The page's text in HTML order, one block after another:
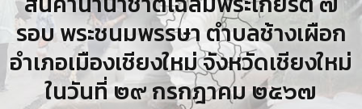
รอบ พระชนมพรรษา ตำบลช้างเผือก
อำเภอเมืองเชียงใหม่ จังหวัดเชียงใหม่
ในวันที่ ๒๙ กรกฎาคม ๒๕๖๗